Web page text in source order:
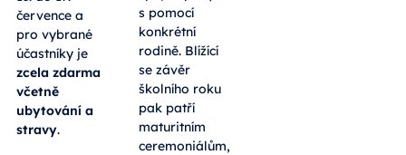
července a
pro vybrané
účastníky je
zcela zdarma
včetně
ubytování a
stravy.
s pomocí
konkrétní
rodině. Blížící
se závěr
školního roku
pak patří
maturitním
ceremoniálům,